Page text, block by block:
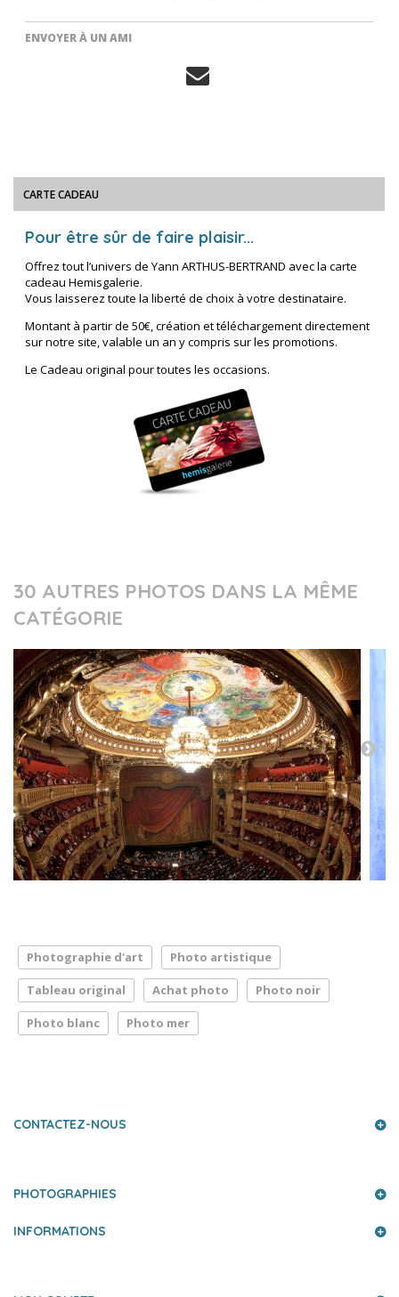
ENVOYER À UN AMI
CARTE CADEAU
Pour être sûr de faire plaisir...
Offrez tout l’univers de Yann ARTHUS-BERTRAND avec la carte
cadeau Hemisgalerie.
Vous laisserez toute la liberté de choix à votre destinataire.
Montant à partir de 50€, création et téléchargement directement
sur notre site, valable un an y compris sur les promotions.
Le Cadeau original pour toutes les occasions.
30 AUTRES PHOTOS DANS LA MÊME
CATÉGORIE
Photographie d'art Photo artistique
Tableau original Achat photo Photo noir
Photo blanc Photo mer
CONTACTEZ-NOUS
PHOTOGRAPHIES
INFORMATIONS